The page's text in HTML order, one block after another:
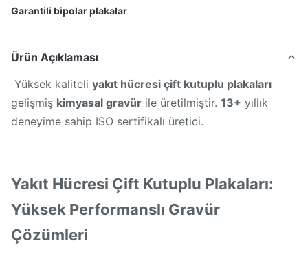
Garantili bipolar plakalar
Ürün Açıklaması
Yüksek kaliteli yakıt hücresi çift kutuplu plakaları
gelişmiş kimyasal gravür ile üretilmiştir. 13+ yıllık
deneyime sahip ISO sertifikalı üretici.
Yakıt Hücresi Çift Kutuplu Plakaları:
Yüksek Performanslı Gravür
Çözümleri